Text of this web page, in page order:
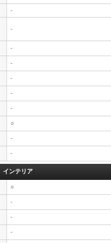
-
-
-
-
-
-
-
○
-
-
インテリア
○
-
-
-